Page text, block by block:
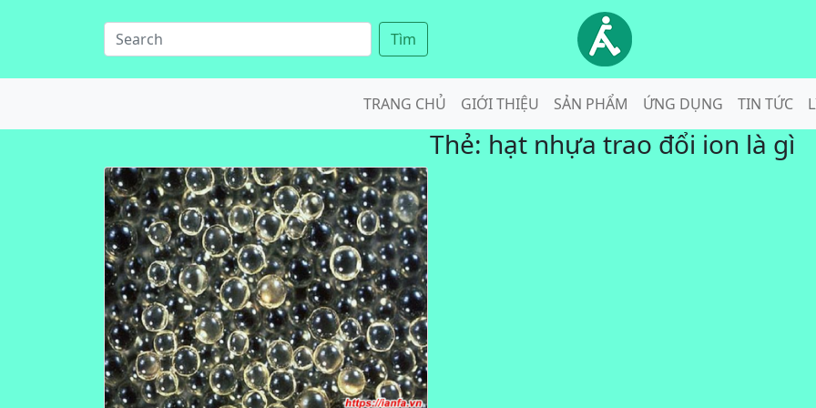
Tìm
TRANG CHỦ GIỚI THIỆU SẢN PHẨM ỨNG DỤNG TIN TỨC
Thẻ: hạt nhựa trao đổi ion là gì